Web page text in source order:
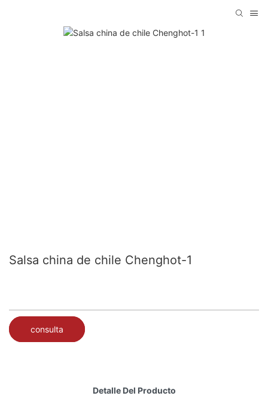
Salsa china de chile Chenghot-1
consulta
Detalle Del Producto